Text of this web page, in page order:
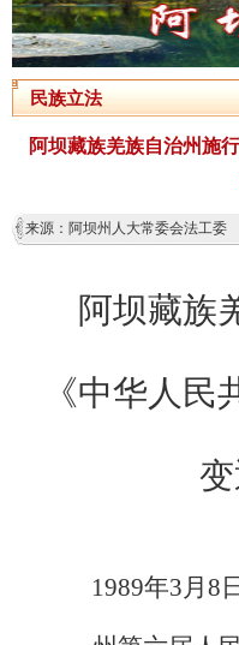
民族立法
阿坝藏族羌族自治州施
来源：阿坝州人大常委会法工委
阿坝藏族
《中华人民
1989年3月 8